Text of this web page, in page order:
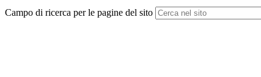
Campo di ricerca per le pagine del sito